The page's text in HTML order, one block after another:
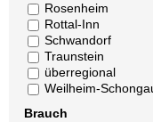
Rosenheim
Rottal-Inn
Schwandorf
Traunstein
überregional
Weilheim-
Brauch